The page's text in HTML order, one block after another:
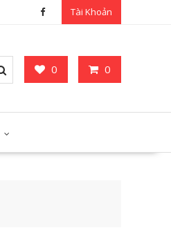
Tài Khoản
0 0